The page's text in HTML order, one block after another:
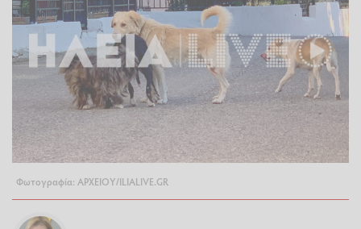
Φωτογραφία: ΑΡΧΕΙΟΥ/ILIALIVE.GR